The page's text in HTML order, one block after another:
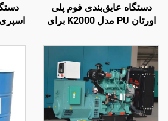
دستگاه عایق‌بندی فوم پلی
اورتان PU مدل K2000 برای
اسپری